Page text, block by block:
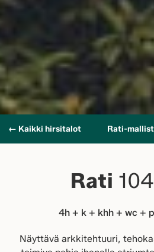
← Kaikki hirsitalot Rati-
Rati
4h + k + khh + wc +
Näyttävä arkkitehtuuri,